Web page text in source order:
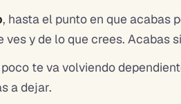
, hasta el punto en que acabas
y de lo que crees. Acabas
te va volviendo
a dejar.